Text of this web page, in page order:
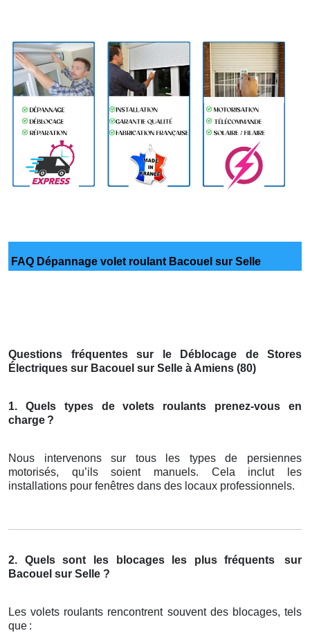
FAQ Dépannage volet roulant Bacouel sur Selle
Questions fréquentes sur le Déblocage de Stores
Électriques sur Bacouel sur Selle à Amiens (80)
1. Quels types de volets roulants prenez-vous en
charge ?
Nous intervenons sur tous les types de persiennes
motorisés, qu’ils soient manuels. Cela inclut les
installations pour fenêtres dans des locaux professionnels.
2. Quels sont les blocages les plus fréquents
sur
Bacouel sur Selle ?
Les volets roulants rencontrent souvent des blocages, tels
que :